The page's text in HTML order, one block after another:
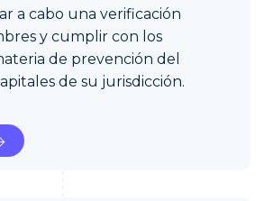
a cabo una verificación
y cumplir con los
de prevención del
de su jurisdicción.